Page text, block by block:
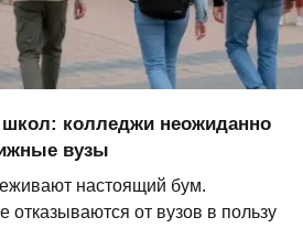
школ: колледжи неожиданно
вузы
настоящий бум.
отказываются от вузов в пользу